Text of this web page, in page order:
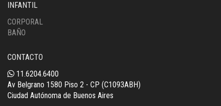
INFANTIL
CORPORAL
BAÑO
CONTACTO
11.6204.6400
Av Belgrano 1580 Piso 2 - CP (C1093ABH)
Ciudad Autónoma de Buenos Aires